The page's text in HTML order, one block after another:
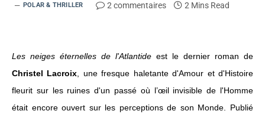
POLAR & THRILLER 2 commentaires 2 Mins Read
Les neiges éternelles de l'Atlantide est le dernier roman de
Christel Lacroix , une fresque haletante d'Amour et d'Histoire
fleurit sur les ruines d'un passé où l’œil invisible de l'Homme
était encore ouvert sur les perceptions de son Monde. Publié